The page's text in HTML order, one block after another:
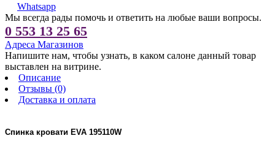
Whatsapp
Мы всегда рады помочь и ответить на любые ваши вопросы.
0 553 13 25 65
Адреса Магазинов
Напишите нам, чтобы узнать, в каком салоне данный товар
выставлен на витрине.
Описание
Отзывы (0)
Доставка и оплата
Спинка кровати EVA 195110W